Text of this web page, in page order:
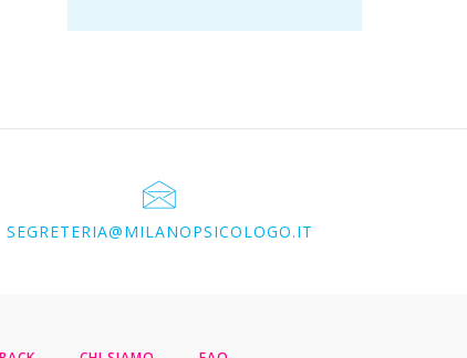
SEGRETERIA@MILANOPSICOLOGO.IT